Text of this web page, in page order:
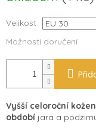
Velikost
Možnosti doručení
Vyšší celoroční
období jara a